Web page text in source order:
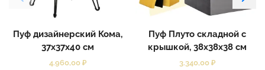
Пуф дизайнерский Кома,
37x37x40 см
4.960,00 ₽
Пуф Плуто складной с
крышкой, 38x38x38 см
3.340,00 ₽